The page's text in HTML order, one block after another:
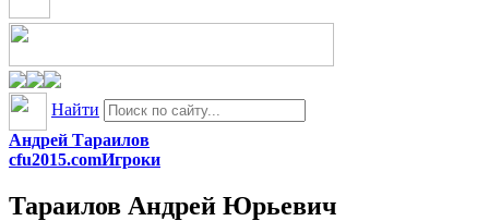
Найти
Андрей Тараилов
cfu2015.comИгроки
Тараилов Андрей Юрьевич